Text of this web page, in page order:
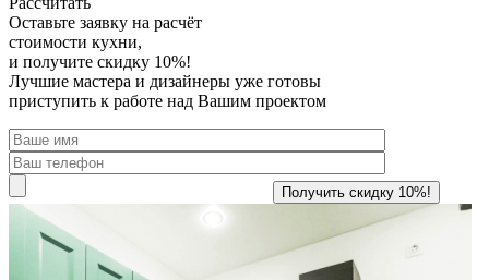
Оставьте заявку на расчёт
стоимости кухни,
и получите скидку 10%!
Лучшие мастера и дизайнеры уже готовы
приступить к работе над Вашим проектом